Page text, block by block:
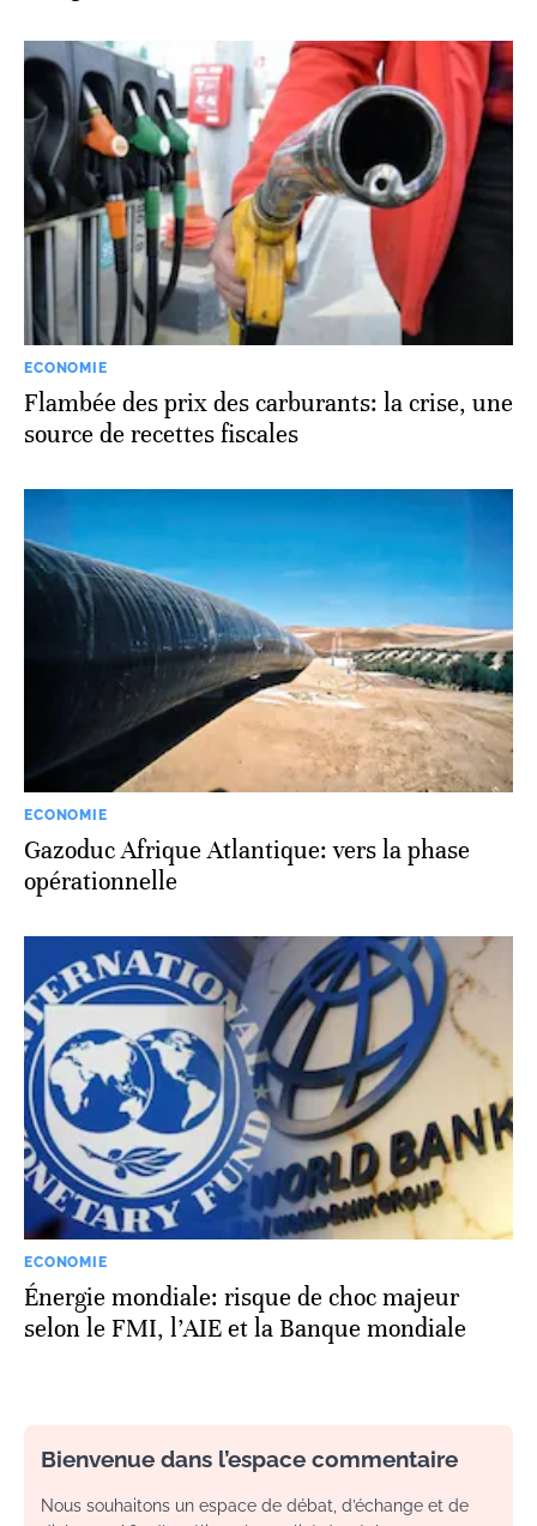
ECONOMIE
Flambée des prix des carburants: la crise, une
source de recettes fiscales
ECONOMIE
Gazoduc Afrique Atlantique: vers la phase
opérationnelle
ECONOMIE
Énergie mondiale: risque de choc majeur
selon le FMI, l’AIE et la Banque mondiale
Bienvenue dans l’espace commentaire
Nous souhaitons un espace de débat, d’échange et de